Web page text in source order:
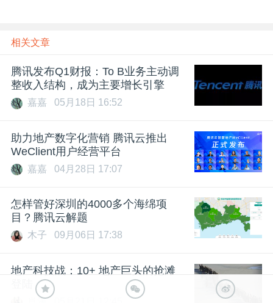
相关文章
腾讯发布Q1财报：To B业务主动调
整收入结构，成为主要增长引擎
嘉嘉 05月18日 16:52
助力地产数字化营销 腾讯云推出
WeClient用户经营平台
嘉嘉 04月28日 17:07
怎样管好深圳的4000多个海绵项
目？腾讯云解题
木子 09月06日 17:38
地产科技战：10+ 地产巨头的抢滩